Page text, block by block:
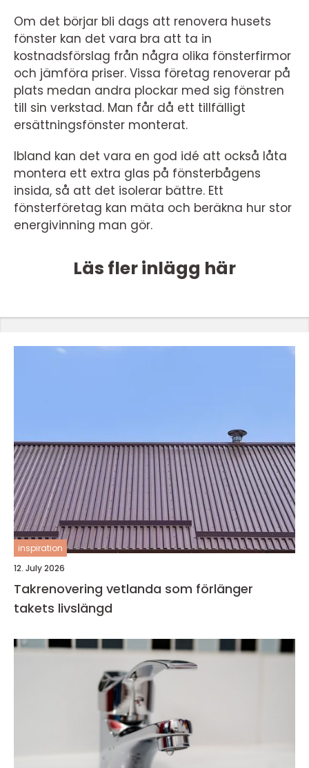
Om det börjar bli dags att renovera husets
fönster kan det vara bra att ta in
kostnadsförslag från några olika fönsterfirmor
och jämföra priser. Vissa företag renoverar på
plats medan andra plockar med sig fönstren
till sin verkstad. Man får då ett tillfälligt
ersättningsfönster monterat.
Ibland kan det vara en god idé att också låta
montera ett extra glas på fönsterbågens
insida, så att det isolerar bättre. Ett
fönsterföretag kan mäta och beräkna hur stor
energivinning man gör.
Läs fler inlägg här
inspiration
12. July 2026
Takrenovering vetlanda som förlänger
takets livslängd